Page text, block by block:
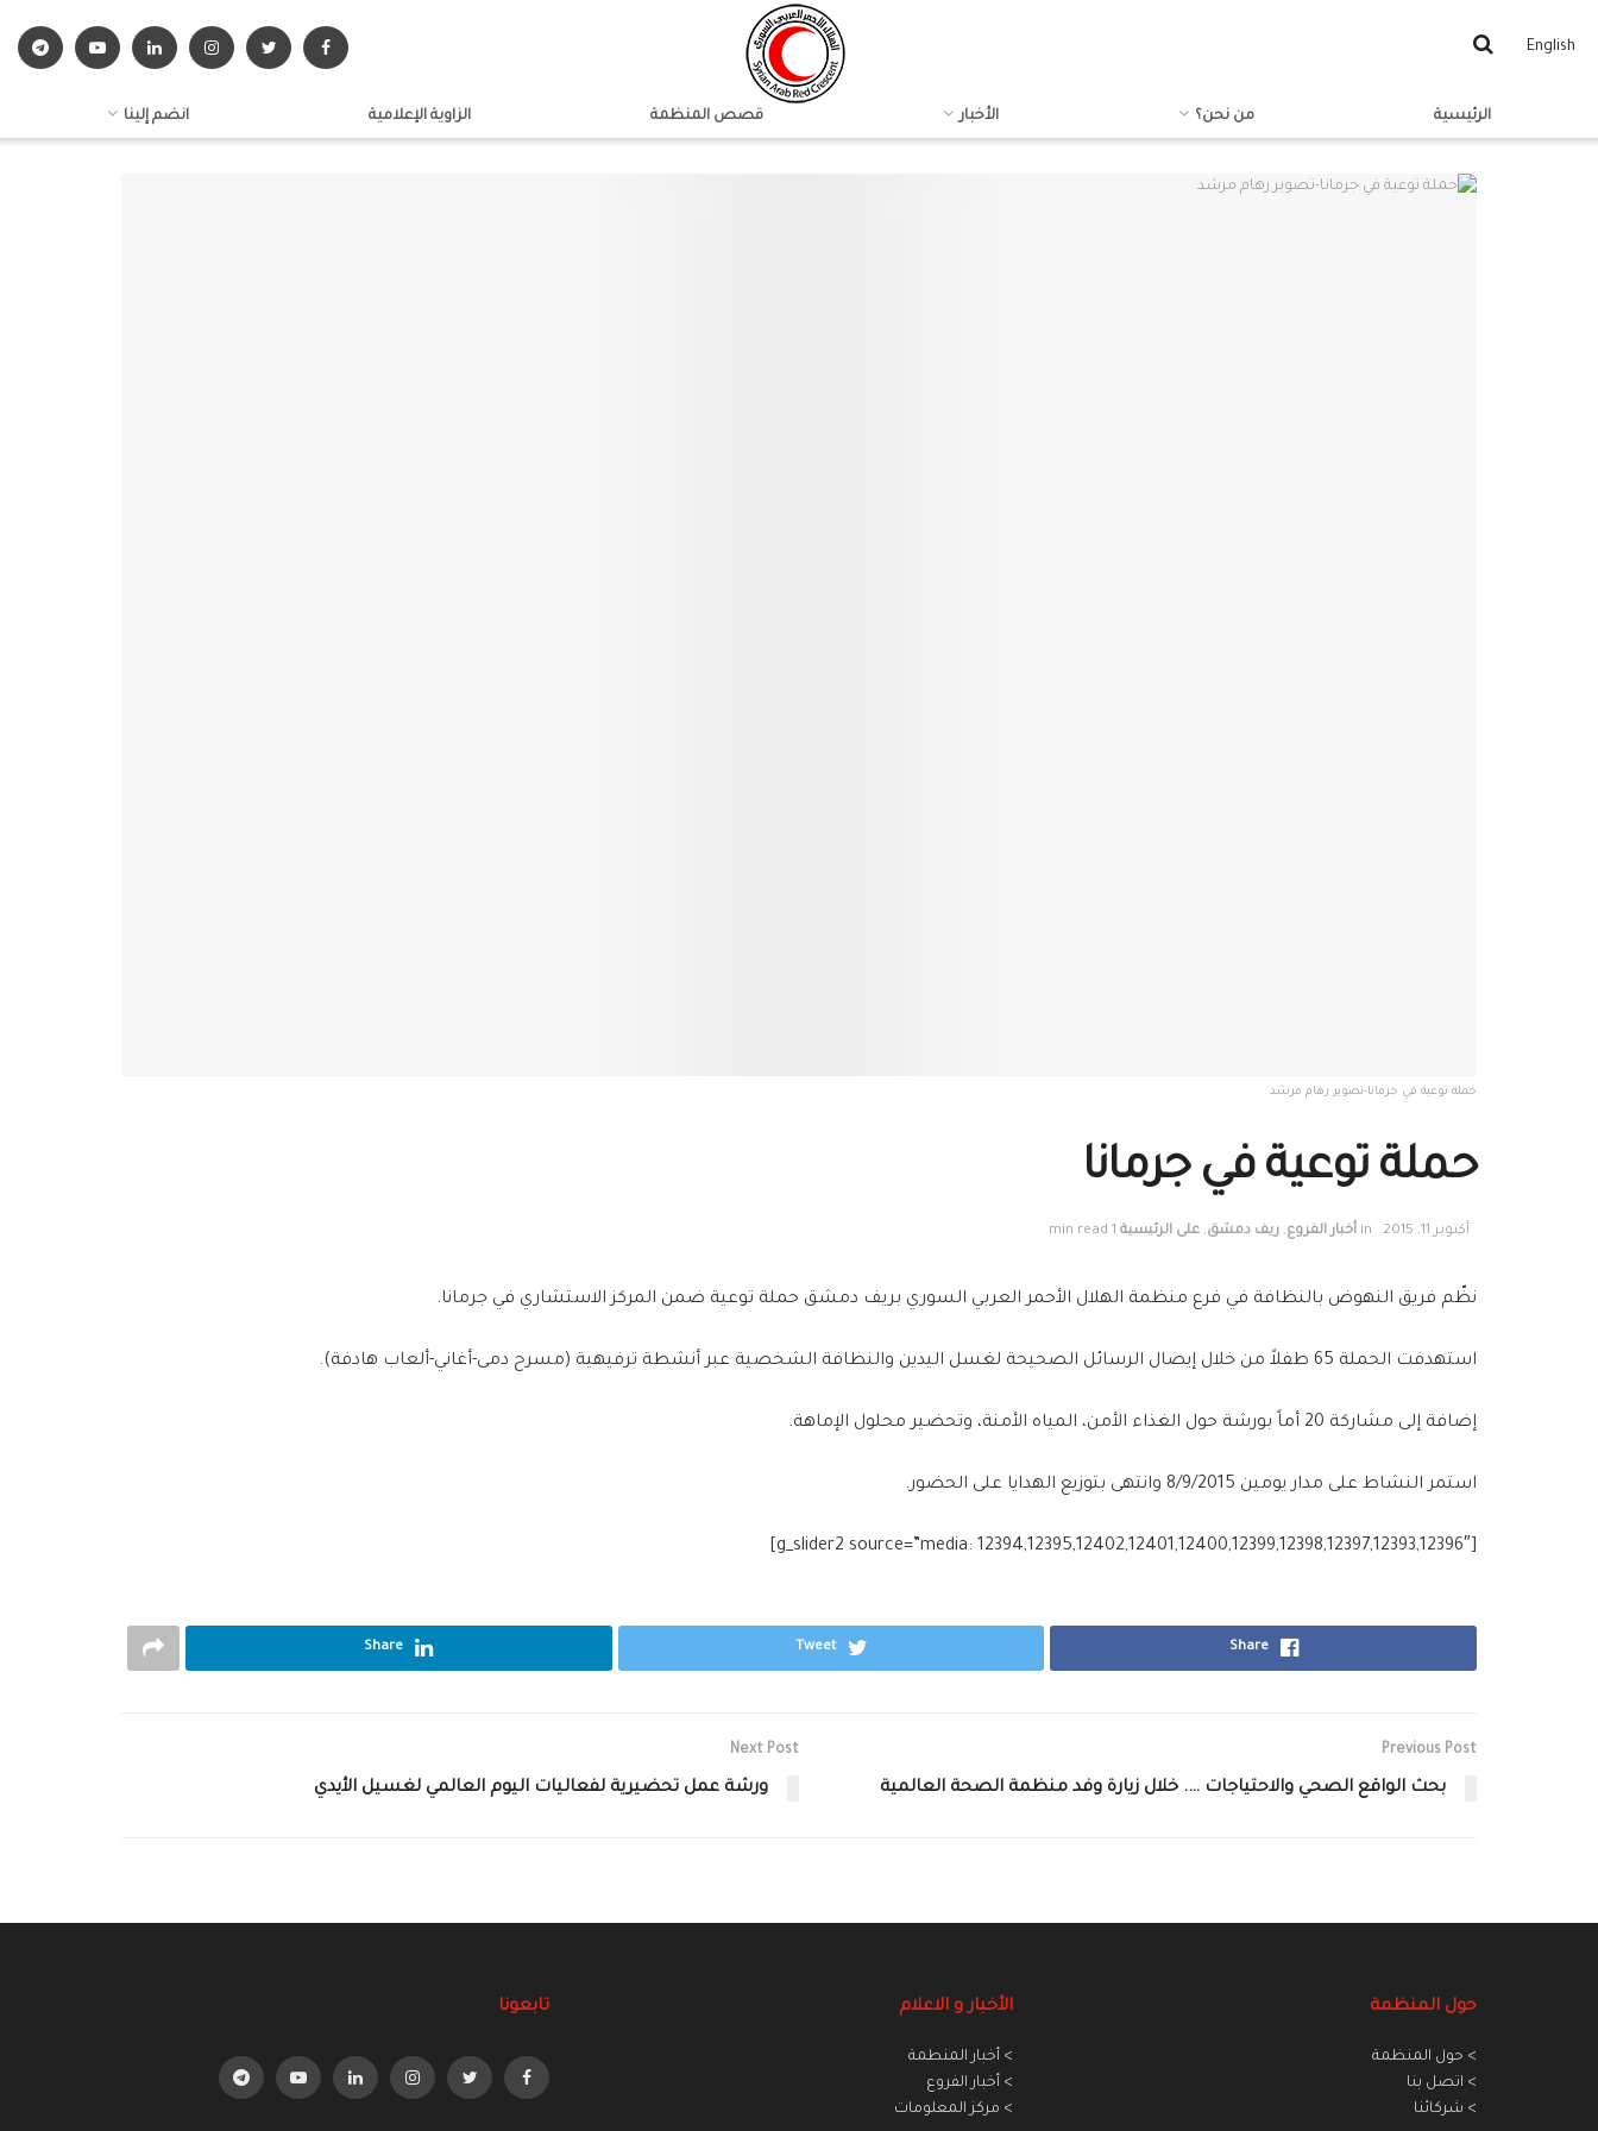
English
الرئيسية من نحن؟ الأخبار قصص المنظمة الزاوية الإعلامية انضم إلينا
حملة توعية في جرمانا-تصوير رهام مرشد
حملة توعية في جرمانا
أكتوبر 11, 2015 in أخبار الفروع, ريف دمشق, على الرئيسية 1 min read
نظّم فريق النهوض بالنظافة في فرع منظمة الهلال الأحمر العربي السوري بريف دمشق حملة توعية ضمن المركز الاستشاري في جرمانا.
استهدفت الحملة 65 طفلاً من خلال إيصال الرسائل الصحيحة لغسل اليدين والنظافة الشخصية عبر أنشطة ترفيهية (مسرح دمى-أغاني-ألعاب هادفة).
إضافة إلى مشاركة 20 أماً بورشة حول الغذاء الأمن، المياه الأمنة، وتحضير محلول الإماهة.
استمر النشاط على مدار يومين 8/9/2015 وانتهى بتوزيع الهدايا على الحضور.
[g_slider2 source=”media: 12394,12395,12402,12401,12400,12399,12398,12397,12393,12396″]
Share
Tweet
Share
Previous Post
بحث الواقع الصحي والاحتياجات …. خلال زيارة وفد ‫‏منظمة‬ ‫الصحة العالمية‬
Next Post
ورشة عمل تحضيرية لفعاليات اليوم العالمي لغسيل الأيدي
حول المنظمة
> حول المنظمة
> اتصل بنا
> شركائنا
الأخبار و الاعلام
> أخبار المنطمة
> أخبار الفروع
> مركز المعلومات
تابعونا